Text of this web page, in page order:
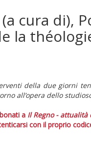
cura di),
la
della due giorni
all’opera dello
a Il Regno - attualità
con il proprio